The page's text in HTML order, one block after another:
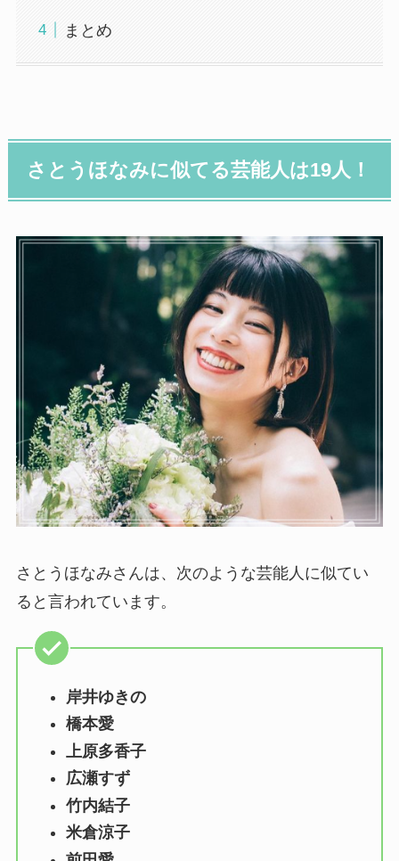
まとめ
さとうほなみに似てる芸能人は19人！
さとうほなみさんは、次のような芸能人に似てい
ると言われています。
岸井ゆきの
橋本愛
上原多香子
広瀬すず
竹内結子
米倉涼子